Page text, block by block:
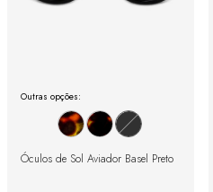
Outras opções:
Óculos de Sol Aviador Basel Preto